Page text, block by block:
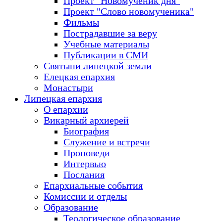
Проект "Слово новомученика"
Фильмы
Пострадавшие за веру
Учебные материалы
Публикации в СМИ
Святыни липецкой земли
Елецкая епархия
Монастыри
Липецкая епархия
О епархии
Викарный архиерей
Биография
Служение и встречи
Проповеди
Интервью
Послания
Епархиальные события
Комиссии и отделы
Образование
Теологическое образование